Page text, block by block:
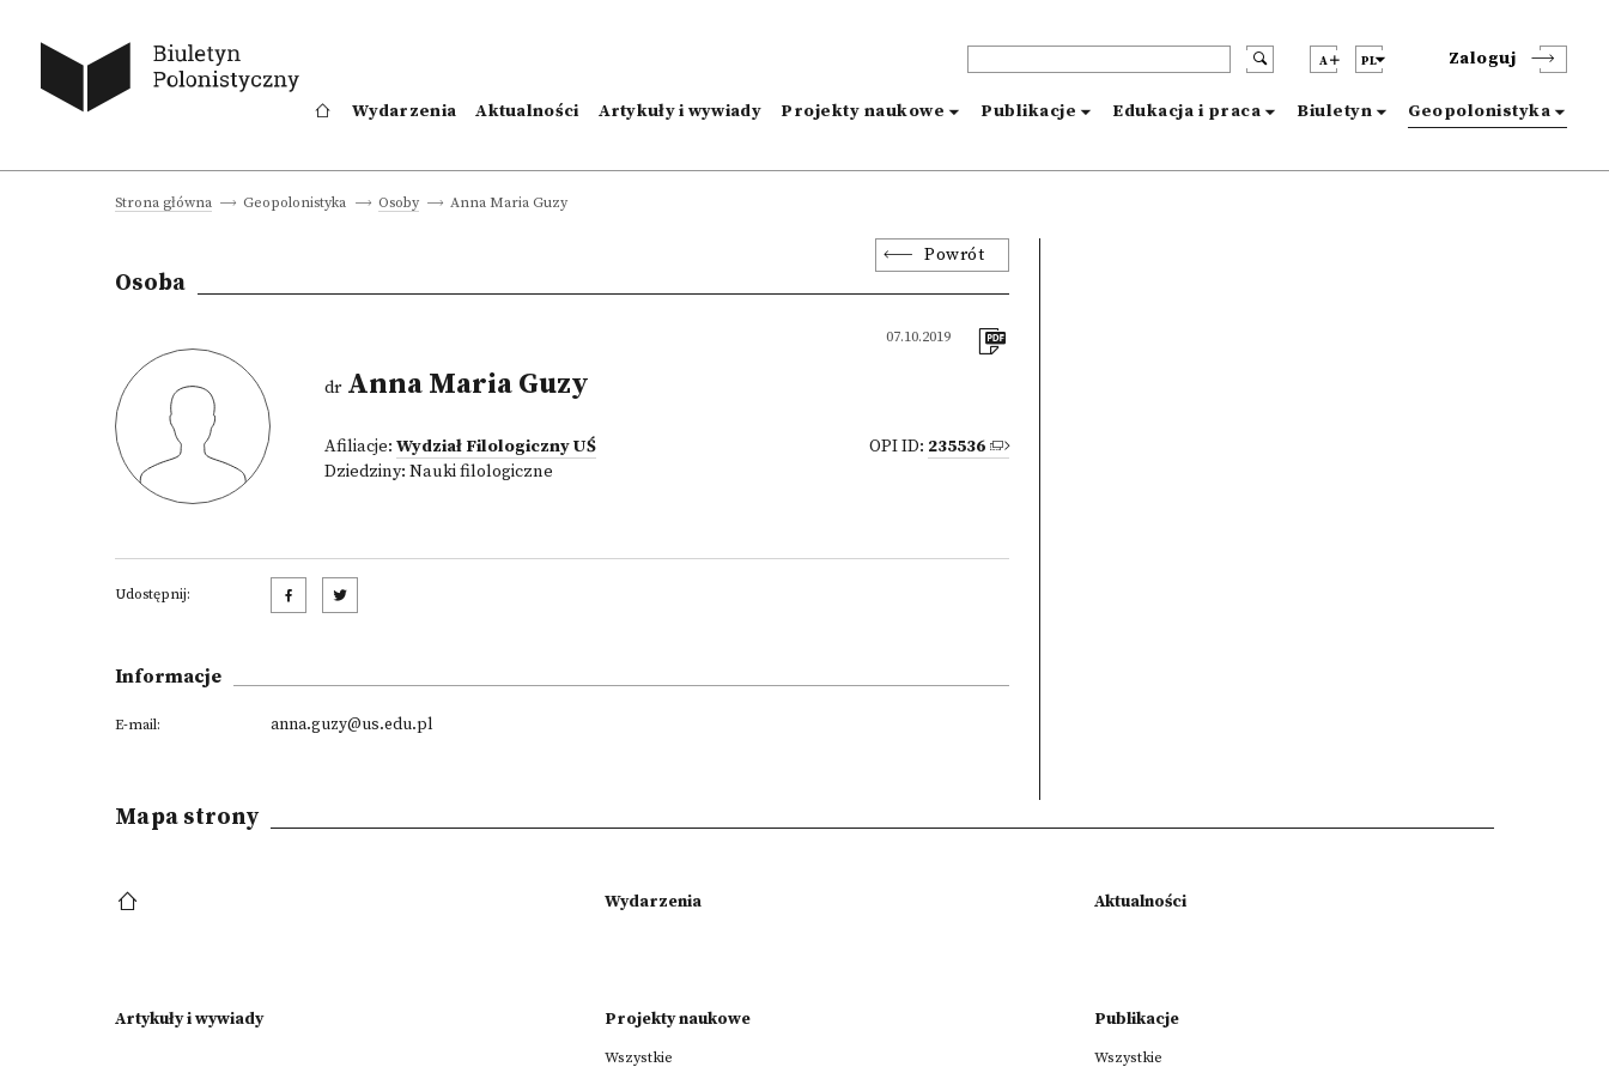
A PL Zaloguj
Wydarzenia Aktualności Artykuły i wywiady Projekty naukowe Publikacje Edukacja i praca Biuletyn Geopolonistyka
Strona główna Geopolonistyka Osoby Anna Maria Guzy
Powrót
Osoba
07.10.2019
drAnna Maria Guzy
Afiliacje: Wydział Filologiczny UŚ
Dziedziny: Nauki filologiczne
OPI ID: 235536
Udostępnij:
Informacje
E-mail: anna.guzy@us.edu.pl
Mapa strony
Wydarzenia Aktualności
Artykuły i wywiady Projekty naukowe
Wszystkie
Publikacje
Wszystkie